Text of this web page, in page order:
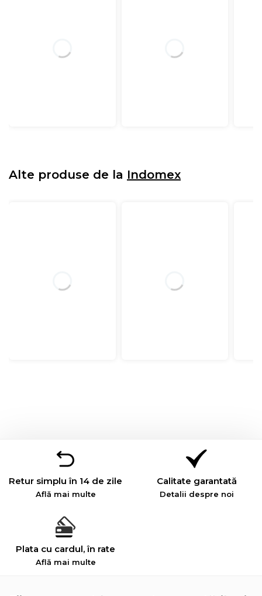
Alte produse de la Indomex
Retur simplu în 14 de zile
Află mai multe
Calitate garantată
Detalii despre noi
Plata cu cardul, în rate
Află mai multe